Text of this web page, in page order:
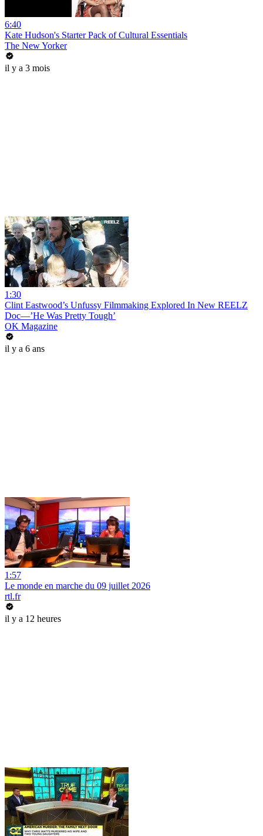
6:40
Kate Hudson's Starter Pack of Cultural Essentials
The New Yorker
il y a 3 mois
1:30
Clint Eastwood’s Unfussy Filmmaking Explored In New REELZ
Doc—’He Was Pretty Tough’
OK Magazine
il y a 6 ans
1:57
Le monde en marche du 09 juillet 2026
rtl.fr
il y a 12 heures